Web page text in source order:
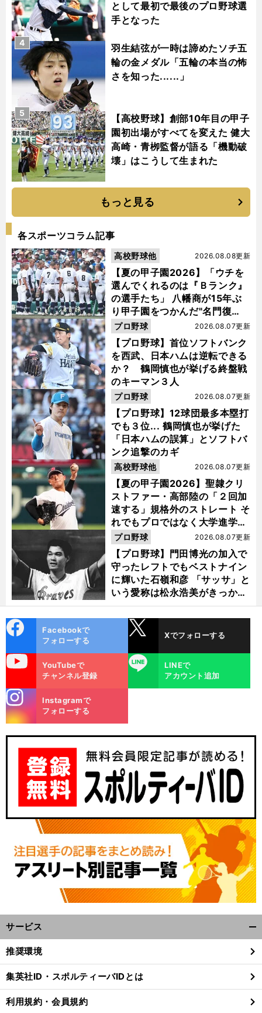
として最初で最後のプロ野球選
手となった
羽生結弦が一時は諦めたソチ五
輪の金メダル「五輪の本当の怖
さを知った......」
4
【高校野球】創部10年目の甲子
園初出場がすべてを変えた 健大
高崎・青栁監督が語る「機動破
壊」はこうして生まれた
5
もっと見る
各スポーツコラム記事
【夏の甲子園2026】「ウチを
選んでくれるのは『Ｂランク』
の選手たち」 八幡商が15年ぶ
り甲子園をつかんだ"名門復
活"の舞台裏
2026.08.08更新
高校野球他
【プロ野球】首位ソフトバンク
を西武、日本ハムは逆転できる
か？ 鶴岡慎也が挙げる終盤戦
のキーマン３人
2026.08.07更新
プロ野球
【プロ野球】12球団最多本塁打
でも３位... 鶴岡慎也が挙げた
「日本ハムの誤算」とソフトバ
ンク追撃のカギ
2026.08.07更新
プロ野球
【夏の甲子園2026】聖隷クリ
ストファー・高部陸の「２回加
速する」規格外のストレート そ
れでもプロではなく大学進学を
選ぶ理由
2026.08.07更新
高校野球他
【プロ野球】門田博光の加入で
守ったレフトでもベストナイン
に輝いた石嶺和彦 「サッサ」と
いう愛称は松永浩美がきっか
け？
2026.08.07更新
プロ野球
ok
Facebookで
フォローする
Xでフォローする
YouTubeで
チャンネル登録
LINE
LINEで
アカウント追加
m
Instagramで
フォローする
サービス
閉
る
推奨環境
集英社ID・スポルティーバIDとは
利用規約・会員規約